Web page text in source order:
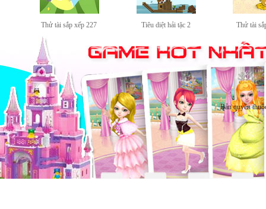
Thử tài sắp xếp 227 Tiêu diệt hải tặc 2 Thử tài
Bản quyền